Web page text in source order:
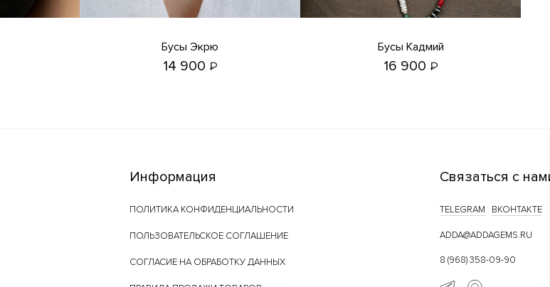
Бусы Экрю
14 900 ₽
Бусы Кадмий
16 900 ₽
Информация
ПОЛИТИКА КОНФИДЕНЦИАЛЬНОСТИ
ПОЛЬЗОВАТЕЛЬСКОЕ СОГЛАШЕНИЕ
СОГЛАСИЕ НА ОБРАБОТКУ ДАННЫХ
Связаться с
TELEGRAM ВКОНТАКТЕ
ADDA@ADDAGEMS.RU
8 (968) 358-09-90